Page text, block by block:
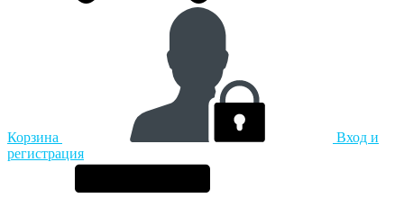
Корзина
Вход и
регистрация